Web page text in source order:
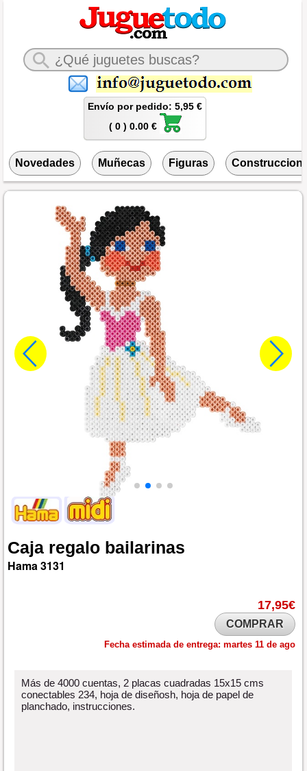
Envío por pedido: 5,95 €
( 0 ) 0.00 €
Novedades Muñecas Figuras
Caja regalo bailarinas
Hama3131
17,95€
COMPRAR
Fecha estimada de entrega: martes 11 de ago
Más de 4000 cuentas, 2 placas cuadradas 15x15 cms
conectables 234, hoja de diseñosh, hoja de papel de
planchado, instrucciones.